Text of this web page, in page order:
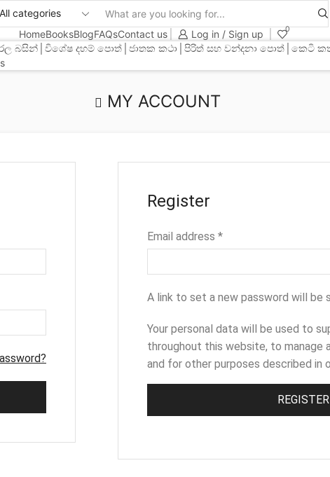
HomeBooksBlogFAQsContact us Log in / Sign up 0
බසින්
විශේෂ දහම් පොත් ජාතක කථා පිරිත් සහ වන්දනා පොත්
කෙටි
MY ACCOUNT
Register
Email address*
A link to set a new password will be
Your personal data will be used to
throughout this website, to manage
and for other purposes described in
REGISTER